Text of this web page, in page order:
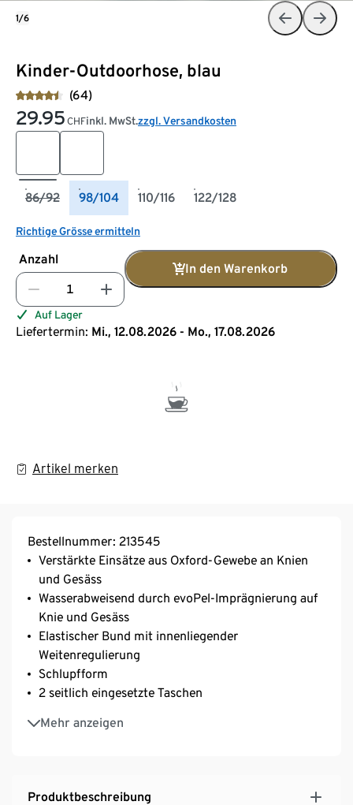
Kinder-Outdoorhose, blau
(64)
29.95 CHFinkl. MwSt.zzgl. Versandkosten
86/92 98/104 110/116 122/128
Richtige Grösse ermitteln
Anzahl
In den Warenkorb
Auf Lager
Liefertermin: Mi., 12.08.2026 - Mo., 17.08.2026
Artikel merken
1/6
Bestellnummer: 213545
Verstärkte Einsätze aus Oxford-Gewebe an Knien
und Gesäss
Wasserabweisend durch evoPel-Imprägnierung auf
Knie und Gesäss
Elastischer Bund mit innenliegender
Weitenregulierung
Schlupfform
2 seitlich eingesetzte Taschen
Mehr anzeigen
1 aufgesetzte Tasche am Bein
Elastischer Bund an den Beinen
Produktbeschreibung